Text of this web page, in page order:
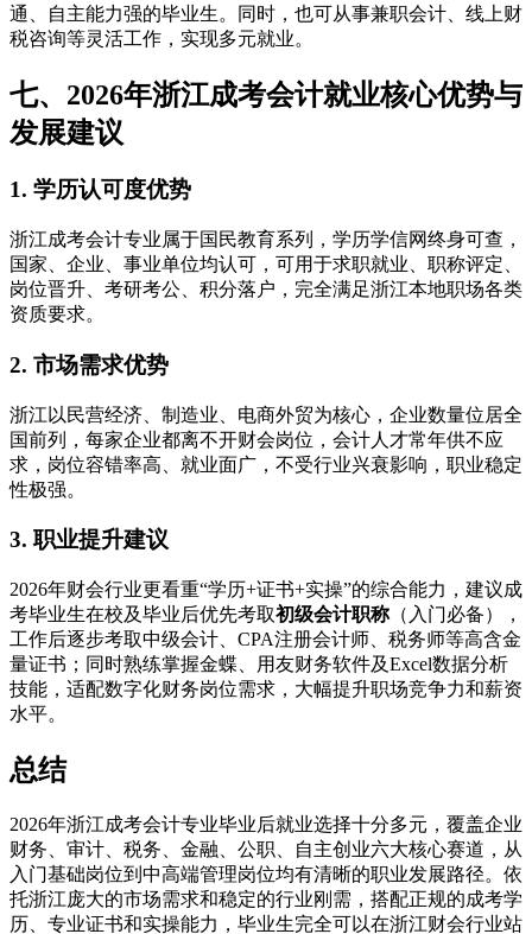
通、自主能力强的毕业生。同时，也可从事兼职会计、线上财
税咨询等灵活工作，实现多元就业。
七、2026年浙江成考会计就业核心优势与
发展建议
1. 学历认可度优势
浙江成考会计专业属于国民教育系列，学历学信网终身可查，
国家、企业、事业单位均认可，可用于求职就业、职称评定、
岗位晋升、考研考公、积分落户，完全满足浙江本地职场各类
资质要求。
2. 市场需求优势
浙江以民营经济、制造业、电商外贸为核心，企业数量位居全
国前列，每家企业都离不开财会岗位，会计人才常年供不应
求，岗位容错率高、就业面广，不受行业兴衰影响，职业稳定
性极强。
3. 职业提升建议
2026年财会行业更看重“学历+证书+实操”的综合能力，建议成
考毕业生在校及毕业后优先考取初级会计职称（入门必备），
工作后逐步考取中级会计、CPA注册会计师、税务师等高含金
量证书；同时熟练掌握金蝶、用友财务软件及Excel数据分析
技能，适配数字化财务岗位需求，大幅提升职场竞争力和薪资
水平。
总结
2026年浙江成考会计专业毕业后就业选择十分多元，覆盖企业
财务、审计、税务、金融、公职、自主创业六大核心赛道，从
入门基础岗位到中高端管理岗位均有清晰的职业发展路径。依
托浙江庞大的市场需求和稳定的行业刚需，搭配正规的成考学
历、专业证书和实操能力，毕业生完全可以在浙江财会行业站